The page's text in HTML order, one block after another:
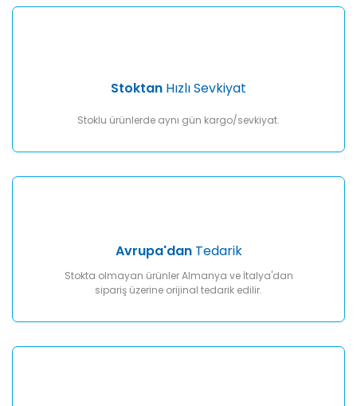
Stoktan Hızlı Sevkiyat
Stoklu ürünlerde aynı gün kargo/sevkiyat.
Avrupa'danTedarik
Stokta olmayan ürünler Almanya ve İtalya'dan
sipariş üzerine orijinal tedarik edilir.